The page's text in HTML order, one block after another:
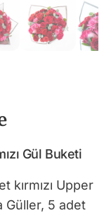
Gül Buketi
kırmızı Upper
Güller, 5 adet